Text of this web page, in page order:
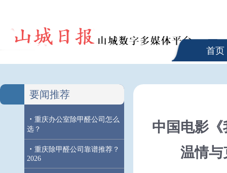
首页
要闻推荐
· 重庆办公室除甲醛公司怎么
选？
· 重庆除甲醛公司靠谱推荐？
2026
中国电影
温情与